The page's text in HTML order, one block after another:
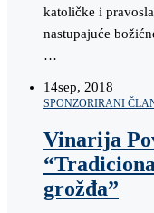
katoličke i
nastupajuće
…
14sep, 2018
SPONZORIRANI
Vinarija
grožđa”